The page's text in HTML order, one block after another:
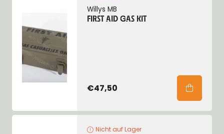
Willys MB
FIRST AID GAS KIT
€47,50
Nicht auf Lager